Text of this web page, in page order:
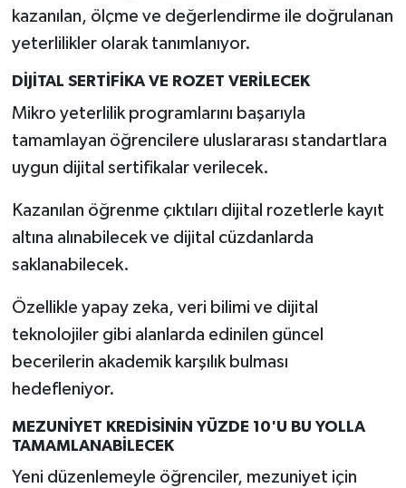
kazanılan, ölçme ve değerlendirme ile doğrulanan
yeterlilikler olarak tanımlanıyor.
DİJİTAL SERTİFİKA VE ROZET VERİLECEK
Mikro yeterlilik programlarını başarıyla
tamamlayan öğrencilere uluslararası standartlara
uygun dijital sertifikalar verilecek.
Kazanılan öğrenme çıktıları dijital rozetlerle kayıt
altına alınabilecek ve dijital cüzdanlarda
saklanabilecek.
Özellikle yapay zeka, veri bilimi ve dijital
teknolojiler gibi alanlarda edinilen güncel
becerilerin akademik karşılık bulması
hedefleniyor.
MEZUNİYET KREDİSİNİN YÜZDE 10'U BU YOLLA
TAMAMLANABİLECEK
Yeni düzenlemeyle öğrenciler, mezuniyet için
Şaphane
Siyaset
Tavşanlı
Türkiye
Video Galeri
Yaşam